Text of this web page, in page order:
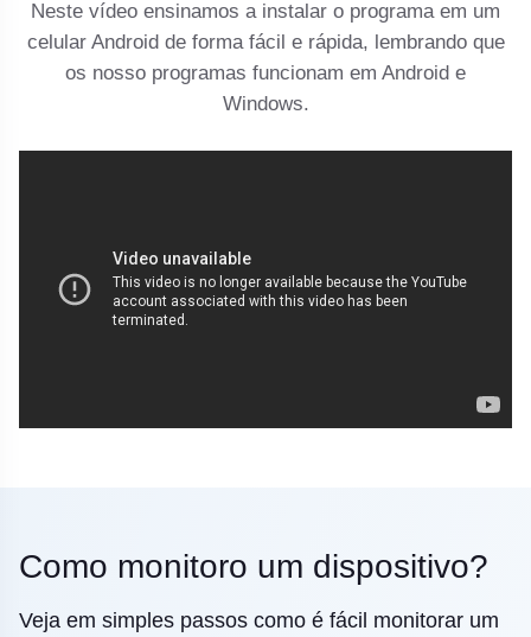
Neste vídeo ensinamos a instalar o programa em um
celular Android de forma fácil e rápida, lembrando que
os nosso programas funcionam em Android e
Windows.
Como monitoro um dispositivo?
Veja em simples passos como é fácil monitorar um